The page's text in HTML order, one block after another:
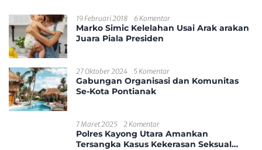
19 Februari 2018 6 Komentar
Marko Simic Kelelahan Usai Arak arakan
Juara Piala Presiden
27 Oktober 2024 5 Komentar
Gabungan Organisasi dan Komunitas
Se-Kota Pontianak
7 Maret 2025 2 Komentar
Polres Kayong Utara Amankan
Tersangka Kasus Kekerasan Seksual